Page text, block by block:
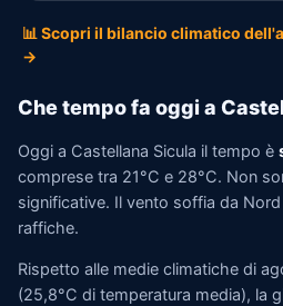
📊 Scopri il bilancio climatico
→
Che tempo fa oggi a
Oggi a Castellana Sicula il tempo è
comprese tra 21°C e 28°C. Non
significative. Il vento soffia da
raffiche.
Rispetto alle medie climatiche di
(25,8°C di temperatura media), la